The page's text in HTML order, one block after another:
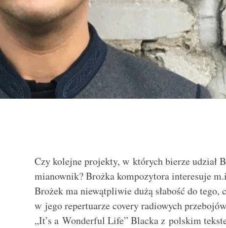
Czy kolejne projekty, w których bierze udział
mianownik? Brożka kompozytora interesuje
Brożek ma niewątpliwie dużą słabość do tego,
w jego repertuarze covery radiowych
„It’s a Wonderful Life” Blacka z polskim